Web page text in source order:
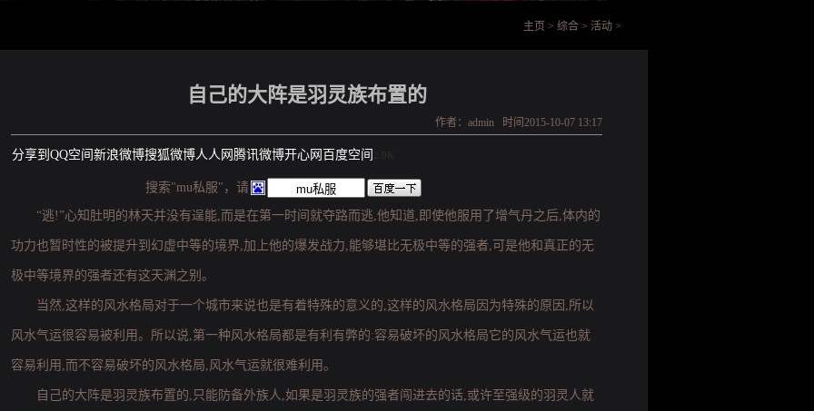
主页 > 综合 > 活动 >
自己的大阵是羽灵族布置的
作者：admin 时间2015-10-07 13:17
分享到 QQ空间 新浪微博搜狐微博人人网 腾讯微博开心网 百度空间 2.9K
搜索"mu私服"，请
“逃!”心知肚明的林天并没有逞能,而是在第一时间就夺路而逃,他知道,即使他服用了增气丹之后,体内的
功力也暂时性的被提升到幻虚中等的境界,加上他的爆发战力,能够堪比无极中等的强者,可是他和真正的无
极中等境界的强者还有这天渊之别。
当然,这样的风水格局对于一个城市来说也是有着特殊的意义的,这样的风水格局因为特殊的原因,所以
风水气运很容易被利用。所以说,第一种风水格局都是有利有弊的:容易破坏的风水格局它的风水气运也就
容易利用,而不容易破坏的风水格局,风水气运就很难利用。
自己的大阵是羽灵族布置的,只能防备外族人,如果是羽灵族的强者闯进去的话,或许至强级的羽灵人就